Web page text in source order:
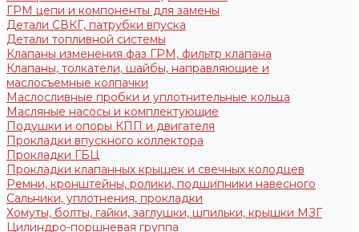
ГРМ цепи и компоненты для замены
Детали СВКГ, патрубки впуска
Детали топливной системы
Клапаны изменения фаз ГРМ, фильтр клапана
Клапаны, толкатели, шайбы, направляющие и
маслосъемные колпачки
Маслосливные пробки и уплотнительные кольца
Масляные насосы и комплектующие
Подушки и опоры КПП и двигателя
Прокладки впускного коллектора
Прокладки ГБЦ
Прокладки клапанных крышек и свечных колодцев
Ремни, кронштейны, ролики, подшипники навесного
Сальники, уплотнения, прокладки
Хомуты, болты, гайки, заглушки, шпильки, крышки МЗГ
Цилиндро-поршневая группа